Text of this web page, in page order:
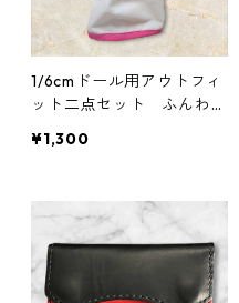
1/6cmドール用アウトフィ
ット二点セット ふんわり
セット RPGキャラ風 魔
¥1,300